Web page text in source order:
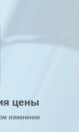
цены
изменении